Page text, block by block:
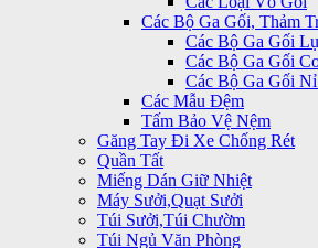
Các Bộ Ga Gối, Thảm
Các Bộ Ga Gối
Các Bộ Ga Gối
Các Bộ Ga Gối
Các Mẫu Đệm
Tấm Bảo Vệ Nệm
Găng Tay Đi Xe Chống Rét
Quần Tất
Miếng Dán Giữ Nhiệt
Máy Sưởi,Quạt Sưởi
Túi Sưởi,Túi Chườm
Túi Ngủ Văn Phòng